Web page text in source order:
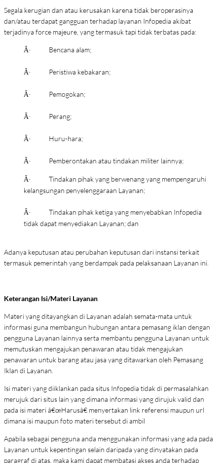
Segala kerugian dan atau kerusakan karena tidak beroperasinya
dan/atau terdapat gangguan terhadap layanan Infopedia akibat
terjadinya force majeure, yang termasuk tapi tidak terbatas pada:
Â· Bencana alam;
Â· Peristiwa kebakaran;
Â· Pemogokan;
Â· Perang;
Â· Huru-hara;
Â· Pemberontakan atau tindakan militer lainnya;
Â·
Tindakan pihak yang berwenang yang mempengaruhi
kelangsungan penyelenggaraan Layanan;
Â·
Tindakan pihak ketiga yang menyebabkan Infopedia
tidak dapat menyediakan Layanan; dan
Adanya keputusan atau perubahan keputusan dari instansi terkait
termasuk pemerintah yang berdampak pada pelaksanaan Layanan ini.
Keterangan Isi/Materi Layanan
Materi yang ditayangkan di Layanan adalah semata-mata untuk
informasi guna membangun hubungan antara pemasang iklan dengan
pengguna Layanan lainnya serta membantu pengguna Layanan untuk
memutuskan mengajukan penawaran atau tidak mengajukan
penawaran untuk barang atau jasa yang ditawarkan oleh Pemasang
Iklan di Layanan.
Isi materi yang diiklankan pada situs Infopedia tidak di permasalahkan
merujuk dari situs lain yang dimana informasi yang dirujuk valid dan
pada isi materi â€œHarusâ€ menyertakan link referensi maupun url
dimana isi maupun foto materi tersebut di ambil
Apabila sebagai pengguna anda menggunakan informasi yang ada pada
Layanan untuk kepentingan selain daripada yang dinyatakan pada
paragraf di atas, maka kami dapat membatasi akses anda terhadap